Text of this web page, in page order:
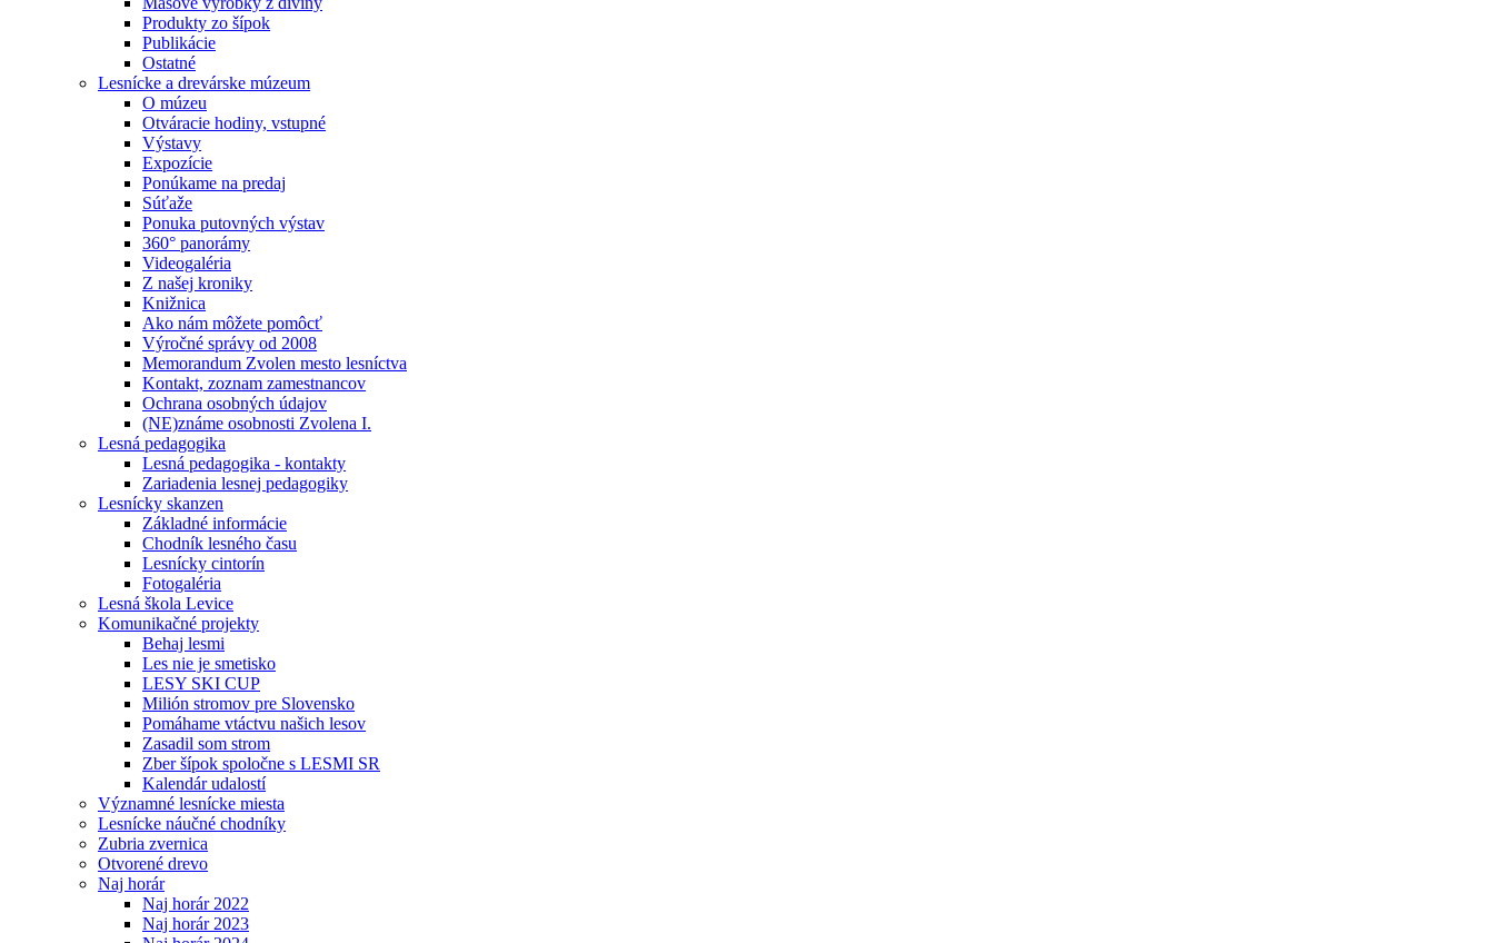
Produkty zo šípok
Publikácie
Ostatné
Lesnícke a drevárske múzeum
O múzeu
Otváracie hodiny, vstupné
Výstavy
Expozície
Ponúkame na predaj
Súťaže
Ponuka putovných výstav
360° panorámy
Videogaléria
Z našej kroniky
Knižnica
Ako nám môžete pomôcť
Výročné správy od 2008
Memorandum Zvolen mesto lesníctva
Kontakt, zoznam zamestnancov
Ochrana osobných údajov
(NE)známe osobnosti Zvolena I.
Lesná pedagogika
Lesná pedagogika - kontakty
Zariadenia lesnej pedagogiky
Lesnícky skanzen
Základné informácie
Chodník lesného času
Lesnícky cintorín
Fotogaléria
Lesná škola Levice
Komunikačné projekty
Behaj lesmi
Les nie je smetisko
LESY SKI CUP
Milión stromov pre Slovensko
Pomáhame vtáctvu našich lesov
Zasadil som strom
Zber šípok spoločne s LESMI SR
Kalendár udalostí
Významné lesnícke miesta
Lesnícke náučné chodníky
Zubria zvernica
Otvorené drevo
Naj horár
Naj horár 2022
Naj horár 2023